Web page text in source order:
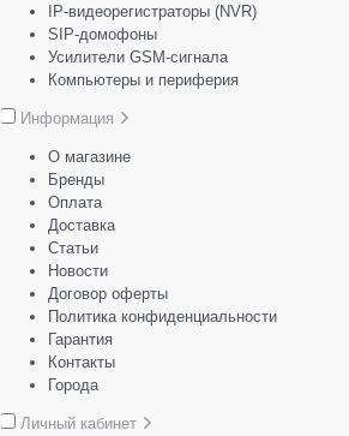
IP-видеорегистраторы (NVR)
SIP-домофоны
Усилители GSM-сигнала
Компьютеры и периферия
Информация
О магазине
Бренды
Оплата
Доставка
Статьи
Новости
Договор оферты
Политика конфиденциальности
Гарантия
Контакты
Города
Личный кабинет